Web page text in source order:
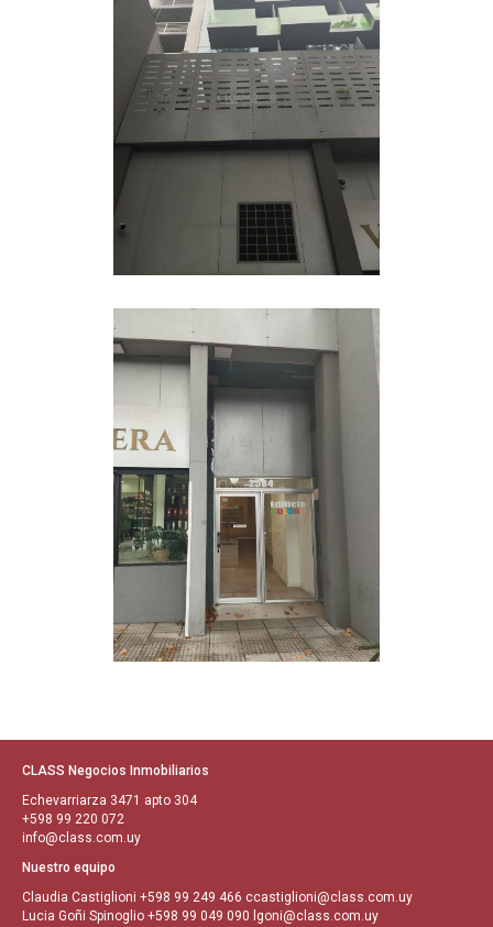
CLASS Negocios Inmobiliarios
Echevarriarza 3471 apto 304
+598 99 220 072
info@class.com.uy
Nuestro equipo
Claudia Castiglioni +598 99 249 466 ccastiglioni@class.com.uy
Lucia Goñi Spinoglio +598 99 049 090 lgoni@class.com.uy